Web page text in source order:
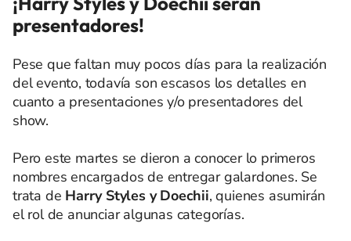
presentadores!
Pese que faltan muy pocos días para la realización
del evento, todavía son escasos los detalles en
cuanto a presentaciones y/o presentadores del
show.
Pero este martes se dieron a conocer lo primeros
nombres encargados de entregar galardones. Se
trata de Harry Styles y Doechii, quienes asumirán
el rol de anunciar algunas categorías.